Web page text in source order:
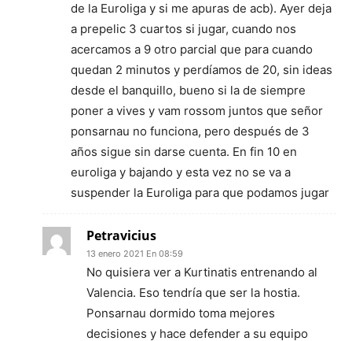
de la Euroliga y si me apuras de acb). Ayer deja
a prepelic 3 cuartos si jugar, cuando nos
acercamos a 9 otro parcial que para cuando
quedan 2 minutos y perdíamos de 20, sin ideas
desde el banquillo, bueno si la de siempre
poner a vives y vam rossom juntos que señor
ponsarnau no funciona, pero después de 3
años sigue sin darse cuenta. En fin 10 en
euroliga y bajando y esta vez no se va a
suspender la Euroliga para que podamos jugar
Petravicius
13 enero 2021 En 08:59
No quisiera ver a Kurtinatis entrenando al
Valencia. Eso tendría que ser la hostia.
Ponsarnau dormido toma mejores
decisiones y hace defender a su equipo